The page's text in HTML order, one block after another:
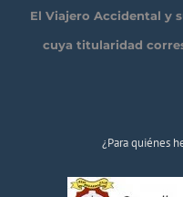
El Viajero Accidental y
cuya titularidad
¿Para quiénes